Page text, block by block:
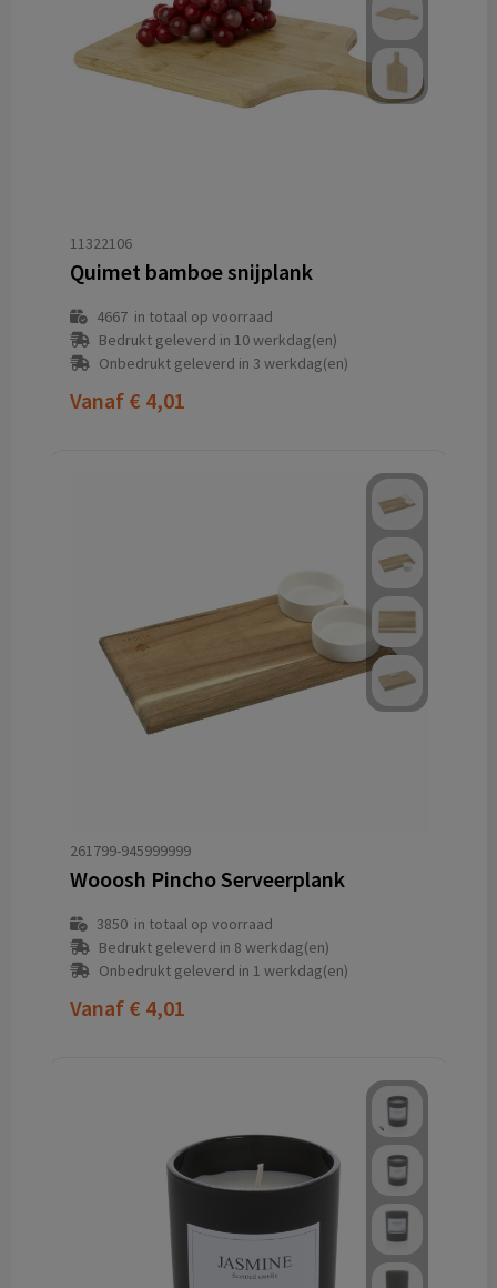
11322106
Quimet bamboe snijplank
4667in totaal op voorraad
Bedrukt geleverd in 10 werkdag(en)
Onbedrukt geleverd in 3 werkdag(en)
Vanaf € 4,01
261799-945999999
Wooosh Pincho Serveerplank
3850in totaal op voorraad
Bedrukt geleverd in 8 werkdag(en)
Onbedrukt geleverd in 1 werkdag(en)
Vanaf € 4,01